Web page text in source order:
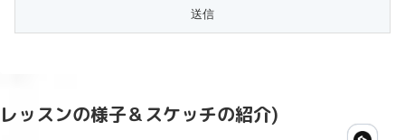
レッスンの様子＆スケッチの紹介)